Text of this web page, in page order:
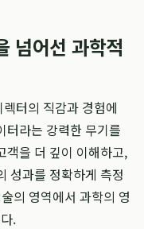
넘어선 과학적
터의 직감과 경험에
터라는 강력한 무기를
객을 더 깊이 이해하고,
성과를 정확하게 측정
의 영역에서 과학의 영
.